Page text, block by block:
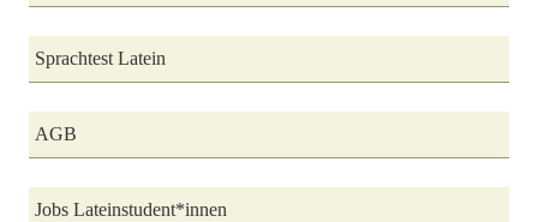
Sprachtest Latein
AGB
Jobs Lateinstudent*innen